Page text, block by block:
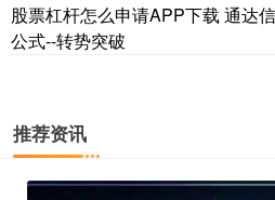
股票杠杆怎么申请APP下载 通达
公式--转势突破
推荐资讯